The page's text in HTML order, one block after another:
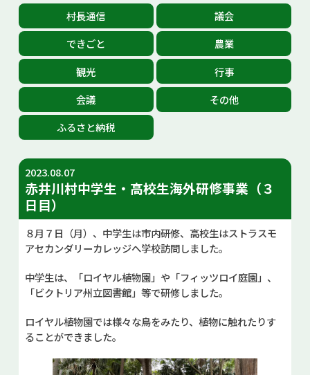
観光・イベント情報
あかいがわ広報
お問い合せ
Select Language▼
村長通信
議会
できごと
農業
観光
行事
会議
その他
ふるさと納税
2023.08.07
赤井川村中学生・高校生海外研修事業（３
日目）
８月７日（月）、中学生は市内研修、高校生はストラスモ
アセカンダリーカレッジへ学校訪問しました。
中学生は、「ロイヤル植物園」や「フィッツロイ庭園」、
「ビクトリア州立図書館」等で研修しました。
ロイヤル植物園では様々な鳥をみたり、植物に触れたりす
ることができました。